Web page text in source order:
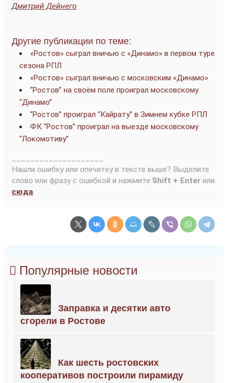
Дмитрий Дейнего
Другие публикации по теме:
«Ростов» сыграл вничью с «Динамо» в первом туре
сезона РПЛ
«Ростов» сыграл вничью с московским «Динамо»
“Ростов” на своём поле проиграл московскому
“Динамо”
“Ростов” проиграл “Кайрату” в Зимнем кубке РПЛ
ФК “Ростов” проиграл на выезде московскому
“Локомотиву”
Нашли ошибку или опечатку в тексте выше? Выделите
слово или фразу с ошибкой и нажмите Shift + Enter или
сюда.
Популярные новости
Заправка и десятки авто
сгорели в Ростове
Как шесть ростовских
кооперативов построили пирамиду